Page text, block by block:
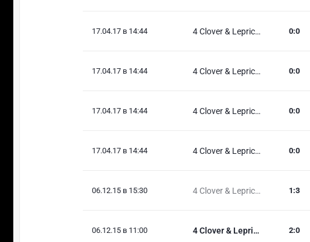
17.04.17 в 14:44 4 Clover & Lepricon 0:0
17.04.17 в 14:44 4 Clover & Lepricon 0:0
17.04.17 в 14:44 4 Clover & Lepricon 0:0
17.04.17 в 14:44 4 Clover & Lepricon 0:0
06.12.15 в 15:30 4 Clover & Lepricon 1 :3
06.12.15 в 11:00 4 Clover & Lepricon 2:0